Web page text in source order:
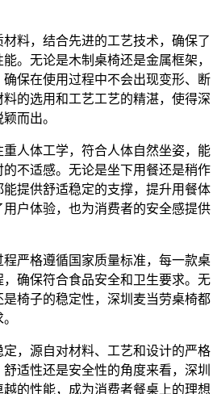
料，结合先进的工艺技术，确保了
。无论是木制桌椅还是金属框架，
保在使用过程中不会出现变形、断
的选用和工艺工艺的精湛，使得深
而出。
人体工学，符合人体自然坐姿，能
不适感。无论是坐下用餐还是稍作
提供舒适稳定的支撑，提升用餐体
户体验，也为消费者的安全感提供
严格遵循国家质量标准，每一款桌
确保符合食品安全和卫生要求。无
椅子的稳定性，深圳麦当劳桌椅都
，源自对材料、工艺和设计的严格
适性还是安全性的角度来看，深圳
的性能，成为消费者餐桌上的理想